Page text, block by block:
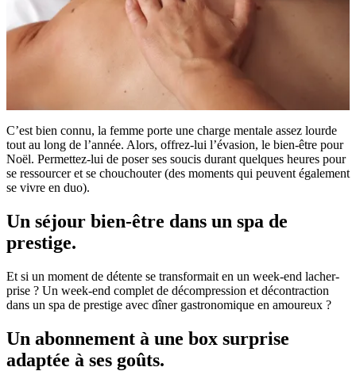
C’est bien connu, la femme porte une charge mentale assez lourde
tout au long de l’année. Alors, offrez-lui l’évasion, le bien-être pour
Noël. Permettez-lui de poser ses soucis durant quelques heures pour
se ressourcer et se chouchouter (des moments qui peuvent également
se vivre en duo).
Un séjour bien-être dans un spa de
prestige.
Et si un moment de détente se transformait en un week-end lacher-
prise ? Un week-end complet de décompression et décontraction
dans un spa de prestige avec dîner gastronomique en amoureux ?
Un abonnement à une box surprise
adaptée à ses goûts.